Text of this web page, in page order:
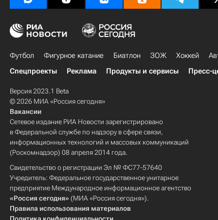
Футбол Фигурное катание Биатлон ЗОЖ Хоккей
Спецпроекты
Реклама Продукты и сервисы Пресс-
Версия 2023.1 Beta
© 2026 МИА «Россия сегодня»
Вакансии
Сетевое издание РИА Новости зарегистрировано
в Федеральной службе по надзору в сфере связи,
информационных технологий и массовых коммуникаций
(Роскомнадзор) 08 апреля 2014 года.
Свидетельство о регистрации Эл № ФС77-57640
Учредитель: Федеральное государственное унитарное
предприятие Международное информационное агентство
«Россия сегодня» (МИА «Россия сегодня»).
Правила использования материалов